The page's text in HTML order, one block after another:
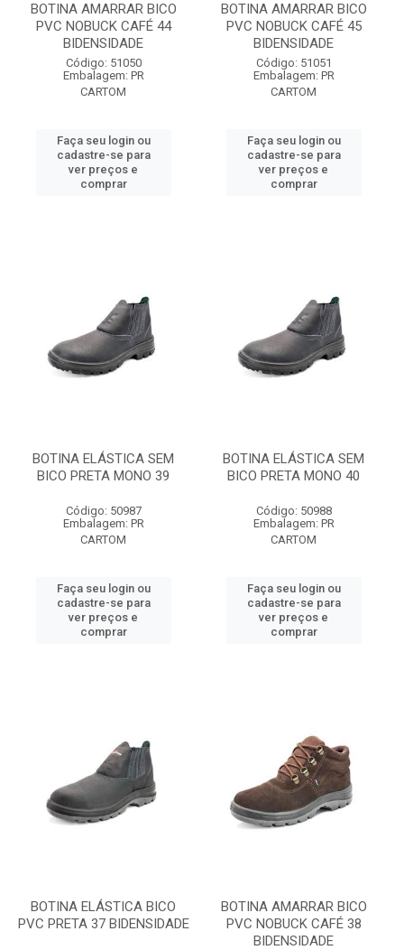
BOTINA AMARRAR BICO
PVC NOBUCK CAFÉ 44
BIDENSIDADE
Código: 51050
Embalagem: PR
CARTOM
Faça seu login ou
cadastre-se para
ver preços e
comprar
BOTINA AMARRAR BICO
PVC NOBUCK CAFÉ 45
BIDENSIDADE
Código: 51051
Embalagem: PR
CARTOM
Faça seu login ou
cadastre-se para
ver preços e
comprar
BOTINA ELÁSTICA SEM
BICO PRETA MONO 39
Código: 50987
Embalagem: PR
CARTOM
Faça seu login ou
cadastre-se para
ver preços e
comprar
BOTINA ELÁSTICA SEM
BICO PRETA MONO 40
Código: 50988
Embalagem: PR
CARTOM
Faça seu login ou
cadastre-se para
ver preços e
comprar
BOTINA ELÁSTICA BICO
PVC PRETA 37 BIDENSIDADE
BOTINA AMARRAR BICO
PVC NOBUCK CAFÉ 38
BIDENSIDADE